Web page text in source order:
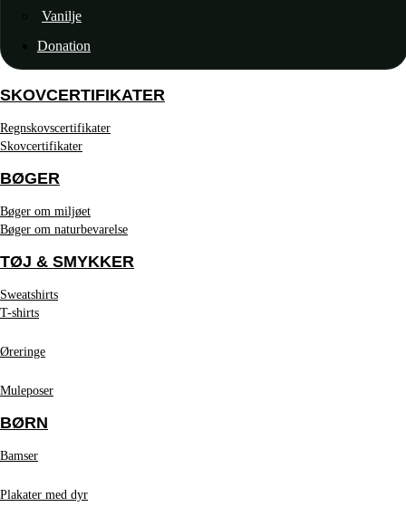
Vanilje
Donation
SKOVCERTIFIKATER
Regnskovscertifikater
Skovcertifikater
BØGER
Bøger om miljøet
Bøger om naturbevarelse
TØJ & SMYKKER
Sweatshirts
T-shirts
Øreringe
Muleposer
BØRN
Bamser
Plakater med dyr